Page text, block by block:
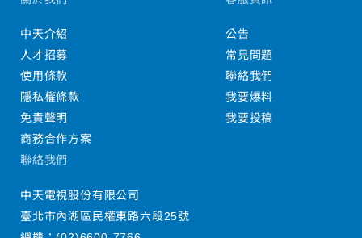
中天介紹
人才招募
使用條款
隱私權條款
免責聲明
商務合作方案
公告
常見問題
聯絡我們
我要爆料
我要投稿
聯絡我們
中天電視股份有限公司
臺北市內湖區民權東路六段25號